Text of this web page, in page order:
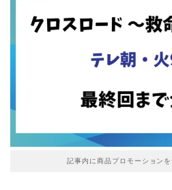
記事内に商品プロモーション